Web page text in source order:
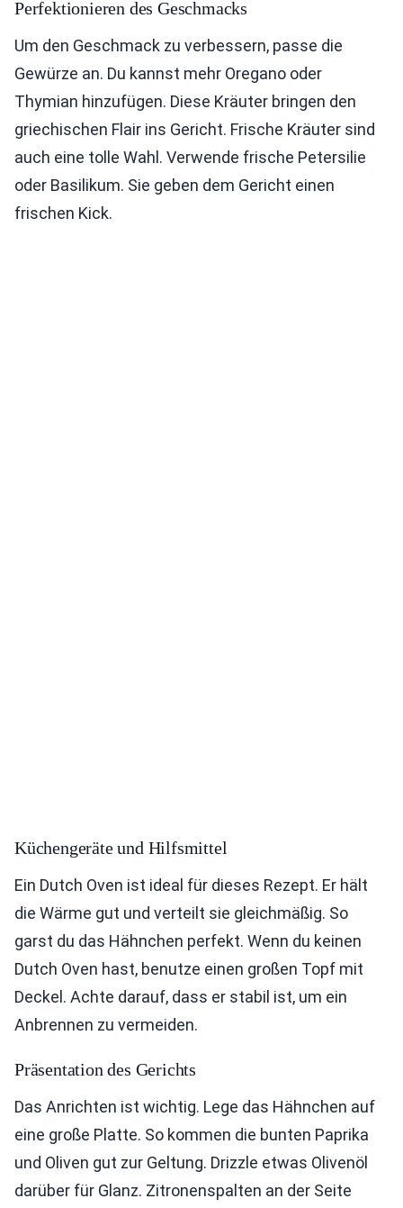
Perfektionieren des Geschmacks
Um den Geschmack zu verbessern, passe die
Gewürze an. Du kannst mehr Oregano oder
Thymian hinzufügen. Diese Kräuter bringen den
griechischen Flair ins Gericht. Frische Kräuter sind
auch eine tolle Wahl. Verwende frische Petersilie
oder Basilikum. Sie geben dem Gericht einen
frischen Kick.
Küchengeräte und Hilfsmittel
Ein Dutch Oven ist ideal für dieses Rezept. Er hält
die Wärme gut und verteilt sie gleichmäßig. So
garst du das Hähnchen perfekt. Wenn du keinen
Dutch Oven hast, benutze einen großen Topf mit
Deckel. Achte darauf, dass er stabil ist, um ein
Anbrennen zu vermeiden.
Präsentation des Gerichts
Das Anrichten ist wichtig. Lege das Hähnchen auf
eine große Platte. So kommen die bunten Paprika
und Oliven gut zur Geltung. Drizzle etwas Olivenöl
darüber für Glanz. Zitronenspalten an der Seite